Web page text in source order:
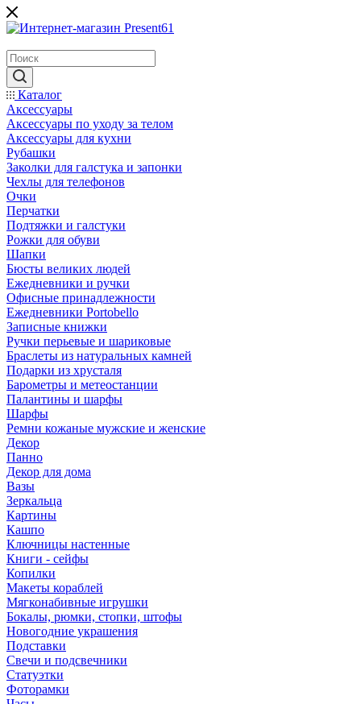
Каталог
Аксессуары
Аксессуары по уходу за телом
Аксессуары для кухни
Рубашки
Заколки для галстука и запонки
Чехлы для телефонов
Очки
Перчатки
Подтяжки и галстуки
Рожки для обуви
Шапки
Бюсты великих людей
Ежедневники и ручки
Офисные принадлежности
Ежедневники Portobello
Записные книжки
Ручки перьевые и шариковые
Браслеты из натуральных камней
Подарки из хрусталя
Барометры и метеостанции
Палантины и шарфы
Шарфы
Ремни кожаные мужские и женские
Декор
Панно
Декор для дома
Вазы
Зеркальца
Картины
Кашпо
Ключницы настенные
Книги - сейфы
Копилки
Макеты кораблей
Мягконабивные игрушки
Бокалы, рюмки, стопки, штофы
Новогодние украшения
Подставки
Свечи и подсвечники
Статуэтки
Фоторамки